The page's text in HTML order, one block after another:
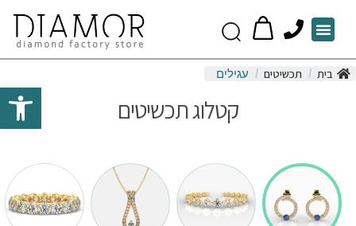
Open toolbar
P
o
n
Menu
בית / תכשיטים / עגילים
קטלוג תכשיטים